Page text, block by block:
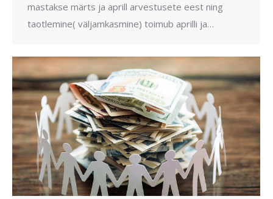
mastakse märts ja aprill arvestusete eest ning
taotlemine( väljamkasmine) toimub aprilli ja…